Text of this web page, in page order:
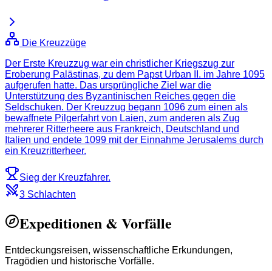
Die Kreuzzüge
Der Erste Kreuzzug war ein christlicher Kriegszug zur
Eroberung Palästinas, zu dem Papst Urban II. im Jahre 1095
aufgerufen hatte. Das ursprüngliche Ziel war die
Unterstützung des Byzantinischen Reiches gegen die
Seldschuken. Der Kreuzzug begann 1096 zum einen als
bewaffnete Pilgerfahrt von Laien, zum anderen als Zug
mehrerer Ritterheere aus Frankreich, Deutschland und
Italien und endete 1099 mit der Einnahme Jerusalems durch
ein Kreuzritterheer.
Sieg der Kreuzfahrer.
3 Schlachten
Expeditionen & Vorfälle
Entdeckungsreisen, wissenschaftliche Erkundungen,
Tragödien und historische Vorfälle.